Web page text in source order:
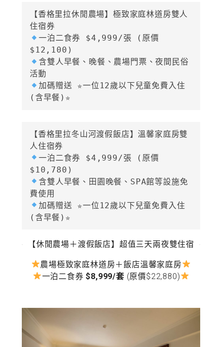
【香格里拉休閒農場】極致家庭林道房雙人
一泊二食券 $4,999/張 (原價
含雙人早餐、晚餐、農場門票、夜間民俗
加碼贈送 ✮一位12歲以下兒童免費入住
(含早餐)✮
【香格里拉冬山河渡假飯店】溫馨家庭房雙
一泊二食券 $4,999/張 (原價
含雙人早餐、田園晚餐、SPA館等設施免
加碼贈送 ✮一位12歲以下兒童免費入住
(含早餐)✮
【休閒農場＋渡假飯店】超值三天兩夜雙住宿
農場極致家庭林道房＋飯店溫馨家庭房
一泊二食券$8,999/套 (原價$22,880)